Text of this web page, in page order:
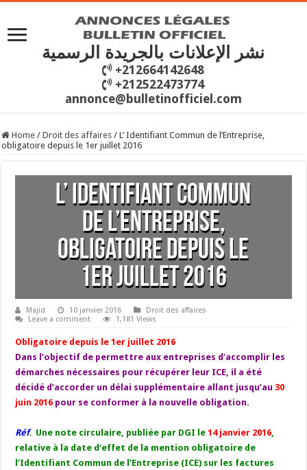
نشر الإعلانات بالجريدة الرسمية
+212664142648
+212522473774
annonce@bulletinofficiel.com
Home / Droit des affaires / L’ Identifiant Commun de l’Entreprise,
obligatoire depuis le 1er juillet 2016
L’ Identifiant Commun
de l’Entreprise,
obligatoire depuis le
1er juillet 2016
Majid 10 janvier 2016
Droit des affaires
Leave a comment
1,181 Views
Obligatoire depuis le 1er juillet 2016
Dans l’objectif de permettre aux entreprises d’accomplir les
démarches nécessaires pour récupérer leur ICE, il a été
décidé d’accorder un délai supplémentaire allant jusqu’au30
juin 2016 pour se conformer à la nouvelle obligation.
Réf. Une note circulaire, publiée par DGI le14 janvier 2016,
relative à la date d’effet de la mention obligatoire de
l’Identifiant Commun de l’Entreprise (ICE) sur les factures